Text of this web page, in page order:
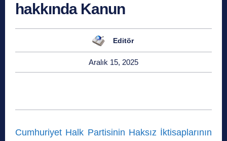
hakkında Kanun
Editör
Aralık 15, 2025
Cumhuriyet Halk Partisinin Haksız İktisaplarının